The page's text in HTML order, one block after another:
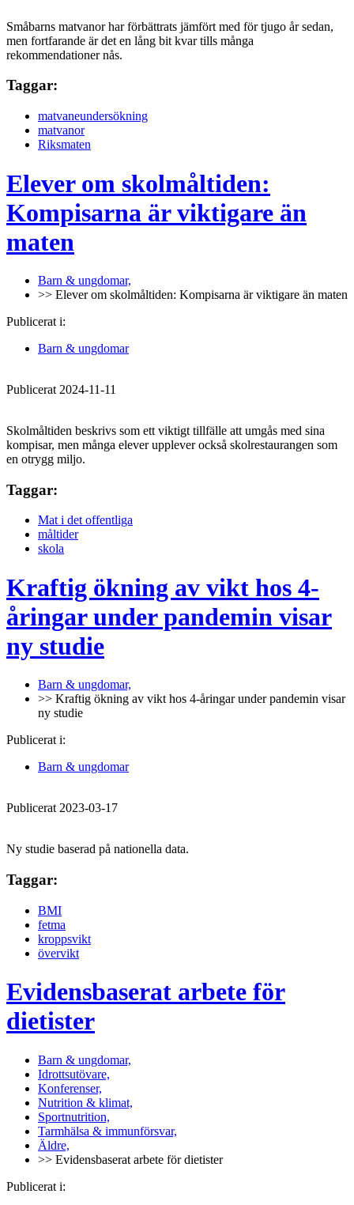
Småbarns matvanor har förbättrats jämfört med för tjugo år sedan,
men fortfarande är det en lång bit kvar tills många
rekommendationer nås.
Taggar:
matvaneundersökning
matvanor
Riksmaten
Elever om skolmåltiden:
Kompisarna är viktigare än
maten
Barn & ungdomar,
>> Elever om skolmåltiden: Kompisarna är viktigare än maten
Publicerat i:
Barn & ungdomar
Publicerat 2024-11-11
Skolmåltiden beskrivs som ett viktigt tillfälle att umgås med sina
kompisar, men många elever upplever också skolrestaurangen som
en otrygg miljo.
Taggar:
Mat i det offentliga
måltider
skola
Kraftig ökning av vikt hos 4-
åringar under pandemin visar
ny studie
Barn & ungdomar,
>> Kraftig ökning av vikt hos 4-åringar under pandemin visar
ny studie
Publicerat i:
Barn & ungdomar
Publicerat 2023-03-17
Ny studie baserad på nationella data.
Taggar:
BMI
fetma
kroppsvikt
övervikt
Evidensbaserat arbete för
dietister
Barn & ungdomar,
Idrottsutövare,
Konferenser,
Nutrition & klimat,
Sportnutrition,
Tarmhälsa & immunförsvar,
Äldre,
>> Evidensbaserat arbete för dietister
Publicerat i: